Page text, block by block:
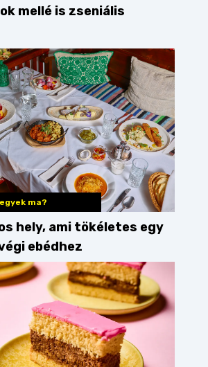
mellé is zseniális
ma?
hely, ami tökéletes egy
ebédhez